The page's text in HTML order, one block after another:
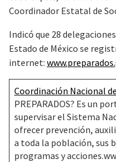
Coordinador Estatal de
Indicó que 28
Estado de México se
internet:
Coordinación Nacional
PREPARADOS? Es un
supervisar el Sistema
ofrecer prevención,
a toda la población, sus
programas y